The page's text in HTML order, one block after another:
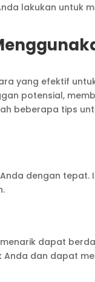
lakukan untuk
yang efektif
potensial,
beberapa tips
dengan
dapat
Anda dan dapat